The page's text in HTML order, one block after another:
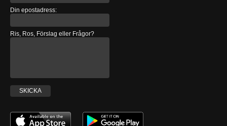
Din epostadress:
Ris, Ros, Förslag eller Frågor?
SKICKA